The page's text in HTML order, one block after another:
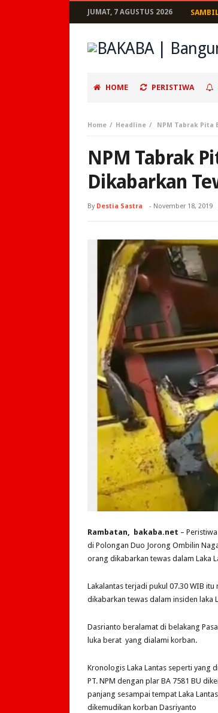
JUMAT, 7 AGUSTUS 2026
HOME PERISTIWA
Home Headline NPM Tabrak Pita
NPM Tabrak
Dikabarkan
By Destia Sastra - November 18, 2019
Rambatan, bakaba.net –
di Polongan Duo Jorong Ombilin
orang dikabarkan tewas dalam Laka
Lakalantas terjadi pukul 07.30 WIB itu
dikabarkan tewas dalam insiden laka
Dasrianto beralamat di belakang
luka berat yang dialami korban.
Kronologis Laka Lantas seperti yang
PT. NPM dengan plar BA 7581 BU
panjang sesampai tempat Laka
dikemudikan korban Dasriyanto